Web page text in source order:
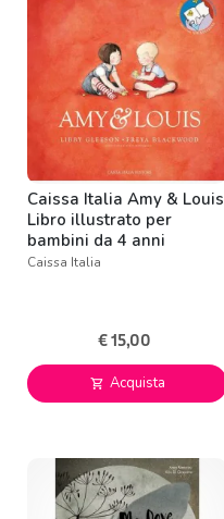
Caissa Italia Amy & Louis
Libro illustrato per
bambini da 4 anni
Caissa Italia
€ 15,00
shopping_cart Acquista